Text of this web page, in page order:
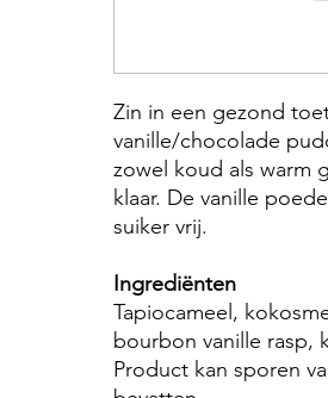
Zin in een gezond
vanille/chocolade
zowel koud als warm
klaar. De vanille
suiker vrij.
Ingrediënten
Tapiocameel,
bourbon vanille rasp,
Product kan sporen